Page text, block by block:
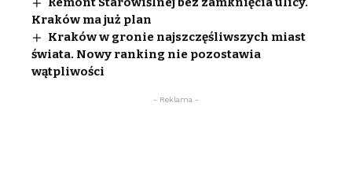
Kraków ma już plan
Kraków w gronie najszczęśliwszych miast
świata. Nowy ranking nie pozostawia
wątpliwości
- Reklama -